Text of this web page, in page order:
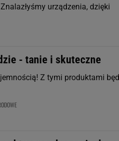
urządzenia, dzięki
- tanie i skuteczne
Z tymi produktami